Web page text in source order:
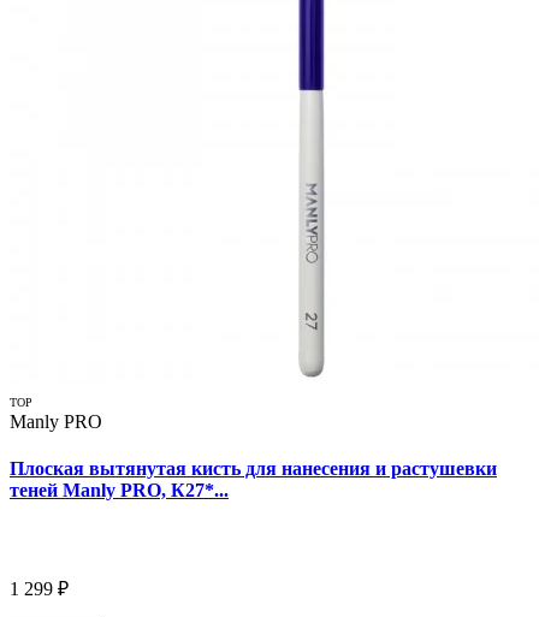
TOP
Manly PRO
Плоская вытянутая кисть для нанесения и растушевки
теней Manly PRO, К27*...
1 299 ₽